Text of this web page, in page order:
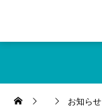
お知らせ